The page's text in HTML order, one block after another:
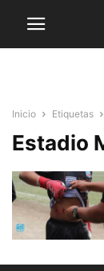
Inicio Etiquetas
Estadio